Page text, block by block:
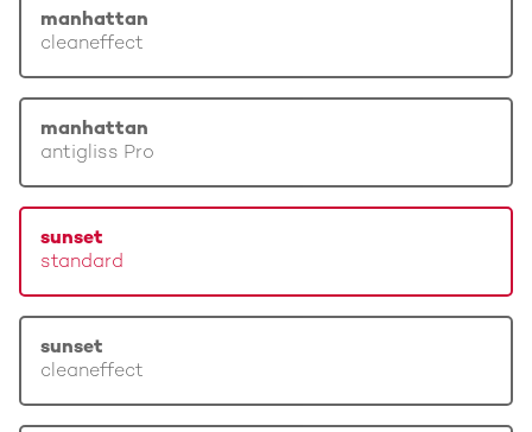
manhattan
cleaneffect
manhattan
antigliss Pro
sunset
standard
sunset
cleaneffect